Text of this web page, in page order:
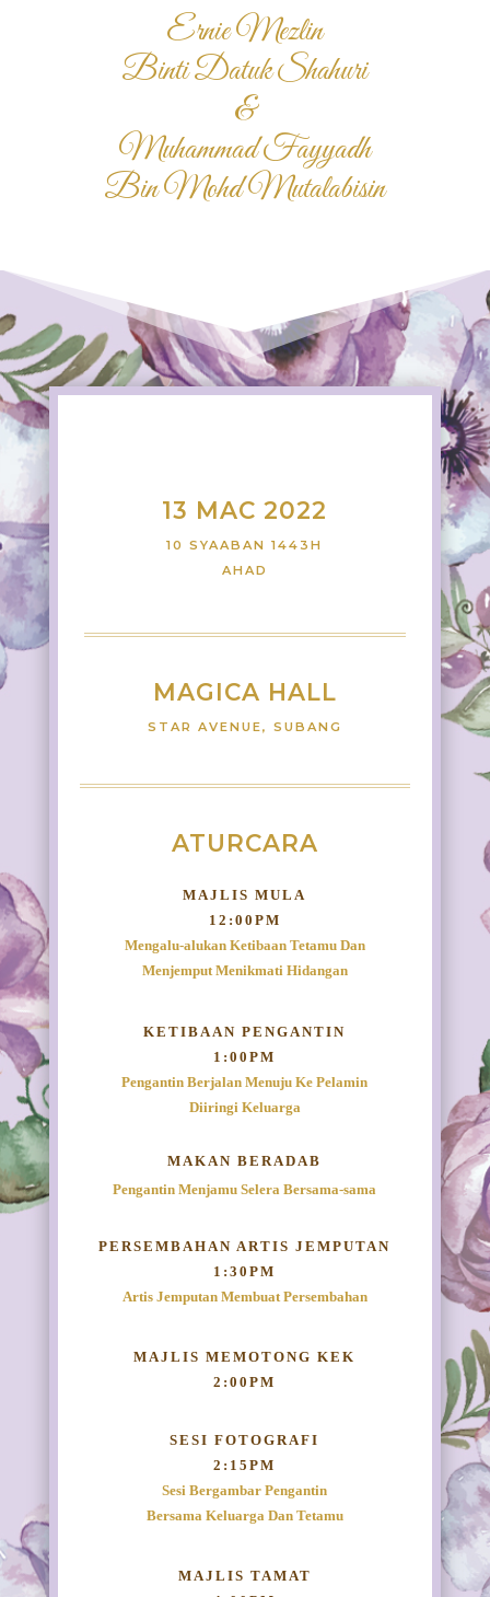
Ernie Mezlin
Binti Datuk Shahuri
&
Muhammad Fayyadh
Bin Mohd Mutalabisin
13 MAC 2022
10 SYAABAN 1443H
AHAD
MAGICA HALL
STAR AVENUE, SUBANG
ATURCARA
MAJLIS MULA
12:00PM
Mengalu-alukan Ketibaan Tetamu Dan
Menjemput Menikmati Hidangan
KETIBAAN PENGANTIN
1:00PM
Pengantin Berjalan Menuju Ke Pelamin
Diiringi Keluarga
MAKAN BERADAB
Pengantin Menjamu Selera Bersama-sama
PERSEMBAHAN ARTIS JEMPUTAN
1:30PM
Artis Jemputan Membuat Persembahan
MAJLIS MEMOTONG KEK
2:00PM
SESI FOTOGRAFI
2:15PM
Sesi Bergambar Pengantin
Bersama Keluarga Dan Tetamu
MAJLIS TAMAT